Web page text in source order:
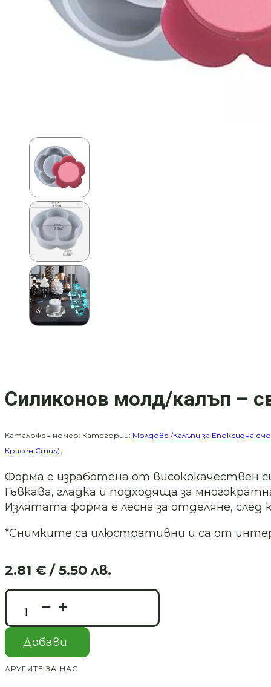
Силиконов молд/калъп –
Каталожен номер: Категории: Молдове /Калъпи за Епоксидна
Красен Стил)
Форма е изработена от висококачествен
Гъвкава, гладка и подходяща за
Излятата форма е лесна за отделяне, след
*Снимките са илюстративни и са от
Original
price
was:
4.09 €
/
8.00 лв..
2.81 € / 5.50 лв.
Текущата
цена
2.81 €
/
5.50 лв..
количество
за
Силиконов
молд/
калъп
-
свещник
Добави
ДРУГИТЕ ЗА НАС